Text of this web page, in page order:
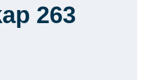
263